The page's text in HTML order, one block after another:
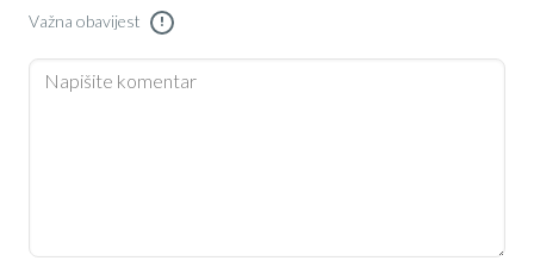
Važna obavijest !